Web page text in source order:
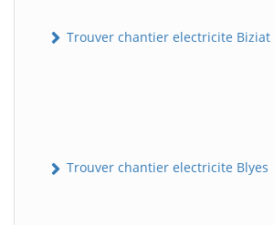
Trouver chantier electricite Biziat
Trouver chantier electricite Blyes